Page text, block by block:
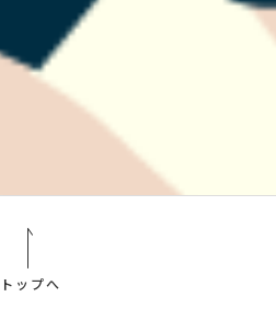
トップへ